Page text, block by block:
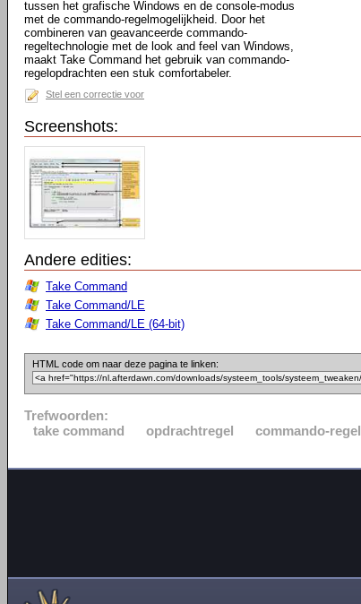
tussen het grafische Windows en de console-modus
met de commando-regelmogelijkheid. Door het
combineren van geavanceerde commando-
regeltechnologie met de look and feel van Windows,
maakt Take Command het gebruik van commando-
regelopdrachten een stuk comfortabeler.
Stel een correctie voor
Screenshots:
Andere edities:
Take Command
Take Command/LE
Take Command/LE (64-bit)
HTML code om naar deze pagina te linken:
Trefwoorden:
take command
opdrachtregel commando-regel